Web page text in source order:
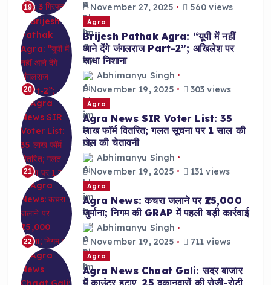
19 November 27, 2025 560 views
20
Agra
Brijesh Pathak Agra: “यूपी में नहीं
आने देंगे जंगलराज Part-2”; अखिलेश पर
साधा निशाना
Abhimanyu Singh
November 19, 2025
303 views
21
Agra
Agra News SIR Voter List: 35
लाख फॉर्म वितरित; गलत सूचना पर 1 साल की
जेल की चेतावनी
Abhimanyu Singh
November 19, 2025
131 views
22
Agra
Agra News: कचरा जलाने पर ₹25,000
जुर्माना; निगम की GRAP में पहली बड़ी कार्रवाई
Abhimanyu Singh
November 19, 2025
711 views
Agra
Agra News Chaat Gali: सदर बाजार